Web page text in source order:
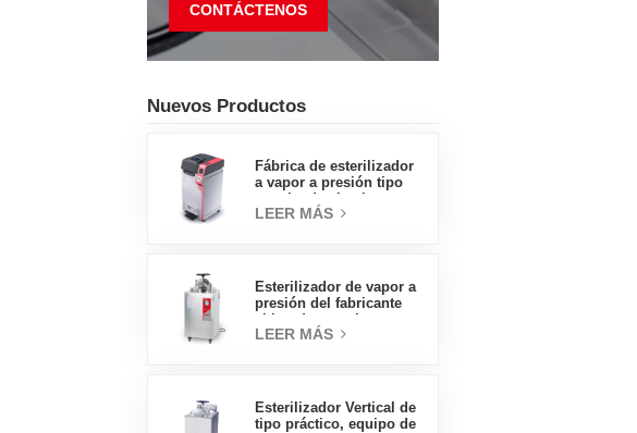
CONTÁCTENOS
Nuevos Productos
Fábrica de esterilizador
a vapor a presión tipo
pedal tipo insignia de
LEER MÁS
Esterilizador de vapor a
presión del fabricante
vertical de tipo
LEER MÁS
Esterilizador Vertical de
tipo práctico, equipo de